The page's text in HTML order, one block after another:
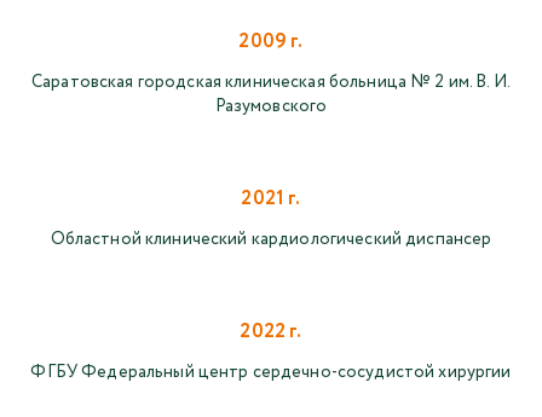
2009 г.
Саратовская городская клиническая больница № 2 им. В. И.
Разумовского
2021 г.
Областной клинический кардиологический диспансер
2022 г.
ФГБУ Федеральный центр сердечно-сосудистой хирургии